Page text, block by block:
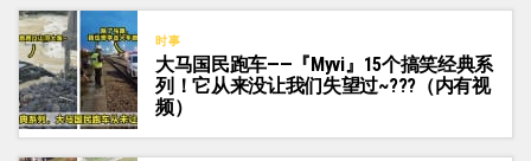
时事
大马国民跑车——『Myvi』15个搞笑经典系
列！它从来没让我们失望过~???（内有视
频）